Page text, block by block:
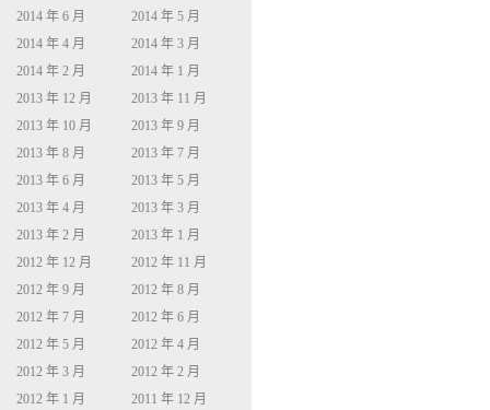
2014 年 6 月
2014 年 5 月
2014 年 4 月
2014 年 3 月
2014 年 2 月
2014 年 1 月
2013 年 12 月
2013 年 11 月
2013 年 10 月
2013 年 9 月
2013 年 8 月
2013 年 7 月
2013 年 6 月
2013 年 5 月
2013 年 4 月
2013 年 3 月
2013 年 2 月
2013 年 1 月
2012 年 12 月
2012 年 11 月
2012 年 9 月
2012 年 8 月
2012 年 7 月
2012 年 6 月
2012 年 5 月
2012 年 4 月
2012 年 3 月
2012 年 2 月
2012 年 1 月
2011 年 12 月